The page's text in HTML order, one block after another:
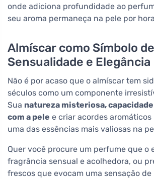
onde adiciona profundidade ao
seu aroma permaneça na pele por
Almíscar como Símbolo de
Sensualidade e Elegância
Não é por acaso que o almíscar tem
séculos como um componente
Sua natureza misteriosa,
com a pele e criar acordes
uma das essências mais valiosas na
Quer você procure um perfume que o
fragrância sensual e acolhedora, ou
frescos que evocam uma sensação de